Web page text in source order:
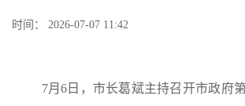
时间： 2026-07-07 11:42
7月6日，市长葛斌主持召开市政府第